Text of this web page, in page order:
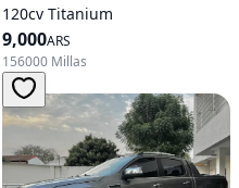
120cv Titanium
9,000ARS
156000 Millas